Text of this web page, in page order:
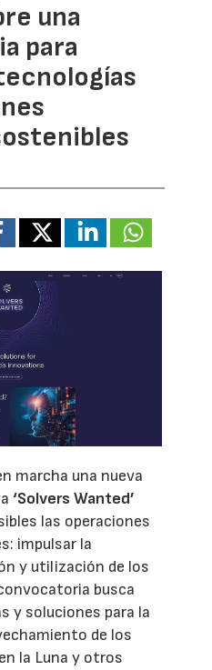
una
para
marcha una nueva
‘Solvers Wanted’
las operaciones
impulsar la
y utilización de los
busca
y soluciones para la
de los
la Luna y otros